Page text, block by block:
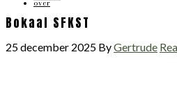
over
Bokaal SFKST
25 december 2025 ByGertrude